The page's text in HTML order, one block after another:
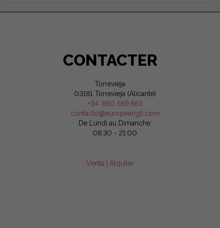
CONTACTER
Torrevieja
03181 Torrevieja (Alicante)
+34 650 569 863
contacto@europeangli.com
De Lundi au Dimanche:
08:30 - 21:00
Venta Alquiler